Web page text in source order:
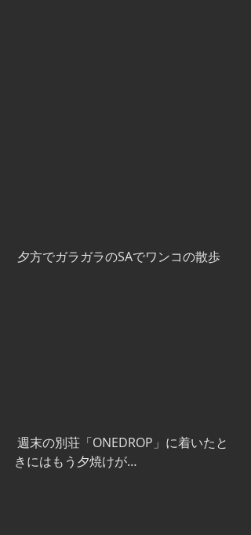
夕方でガラガラのSAでワンコの散歩
きにはもう夕焼けが…